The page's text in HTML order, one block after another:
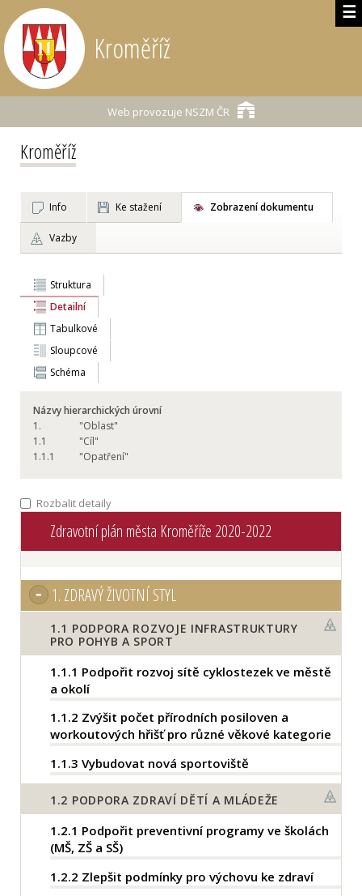
☰
Kroměříž
Web provozuje NSZM ČR
Kroměříž
Info Ke stažení Zobrazení dokumentu
Vazby
Struktura
Detailní
Tabulkové
Sloupcové
Schéma
Názvy hierarchických úrovní
1.
"Oblast"
1.1
"Cíl"
1.1.1 "Opatření"
Rozbalit detaily
Zdravotní plán města Kroměříže 2020-2022
1. ZDRAVÝ ŽIVOTNÍ STYL
1.1 PODPORA ROZVOJE INFRASTRUKTURY
PRO POHYB A SPORT
1.1.1 Podpořit rozvoj sítě cyklostezek ve městě
a okolí
1.1.2 Zvýšit počet přírodních posiloven a
workoutových hřišť pro různé věkové kategorie
1.1.3 Vybudovat nová sportoviště
1.2 PODPORA ZDRAVÍ DĚTÍ A MLÁDEŽE
1.2.1 Podpořit preventivní programy ve školách
(MŠ, ZŠ a SŠ)
1.2.2 Zlepšit podmínky pro výchovu ke zdraví